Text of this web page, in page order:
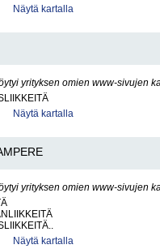
Näytä kartalla
yrityksen omien www-sivujen
Näytä kartalla
yrityksen omien www-sivujen
Näytä kartalla